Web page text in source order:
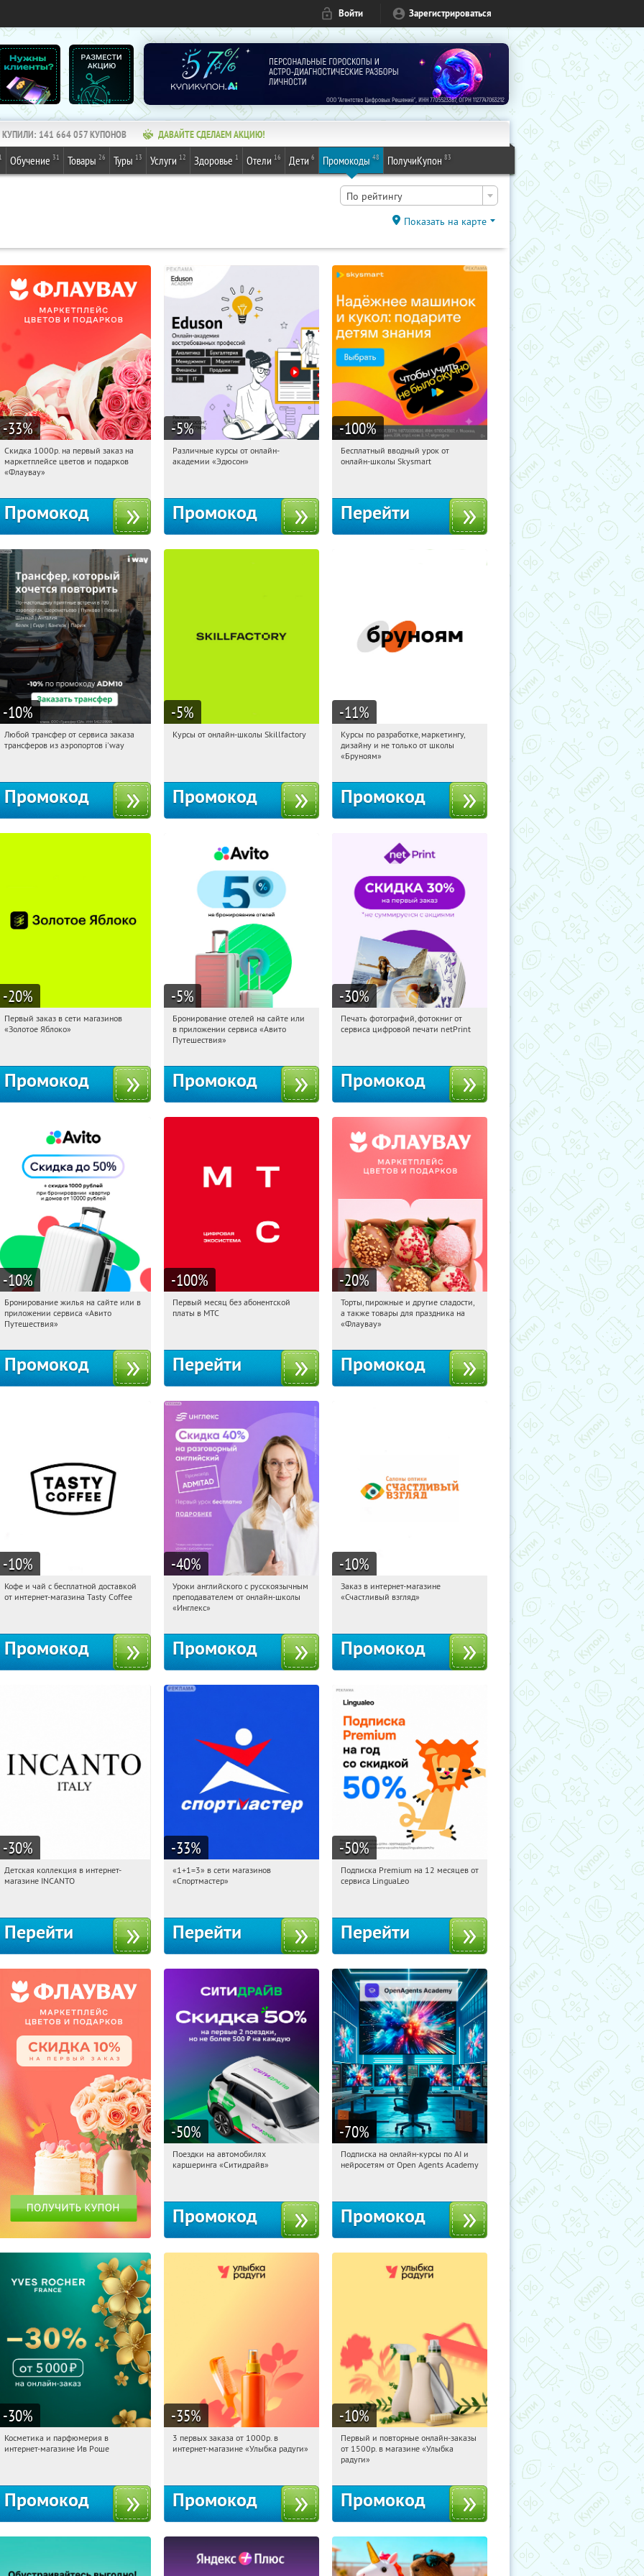
Войти Зарегистрироваться
КУПИЛИ: 141 664 057КУПОНОВ ДАВАЙТЕ СДЕЛАЕМ АКЦИЮ!
1 Обучение 31 Товары 26 Туры 13 Услуги 12 Здоровье 1 Отели 16 Дети 6 Промокоды 48 ПолучиКупон 83
По рейтингу
Показать на карте
-33%
15:31:20 Получили:
Россия
Скидка 1000р. на первый заказ на
маркетплейсе цветов и подарков
«Флаувау»
Промокод
-5%
15:31:20 Получили:
Различные курсы от онлайн-
академии «Эдюсон»
Промокод
-100%
15:31:20
Получи первым!
Бесплатный вводный урок от
онлайн-школы Skysmart
Перейти
-10%
15:31:20
Получи первым!
Любой трансфер от сервиса заказа
трансферов из аэропортов i'way
Промокод
-5%
15:31:20
Получи первым!
Курсы от онлайн-школы Skillfactory
Промокод
-11%
15:31:20
Получи первым!
Россия
Курсы по разработке, маркетингу,
дизайну и не только от школы
«Бруноям»
Промокод
-20%
15:31:20
Получи первым!
Первый заказ в сети магазинов
«Золотое Яблоко»
Промокод
-5%
15:31:20
Получи первым!
Россия
Бронирование отелей на сайте или
в приложении сервиса «Авито
Путешествия»
Промокод
-30%
15:31:20 Получили:
Печать фотографий, фотокниг от
сервиса цифровой печати netPrint
Промокод
-10%
15:31:20 Получили:11
Россия
Бронирование жилья на сайте или в
приложении сервиса «Авито
Путешествия»
Промокод
-100%
15:31:20
Получи первым!
Первый месяц без абонентской
платы в МТС
Перейти
-20%
15:31:20 Получили:
Россия
Торты, пирожные и другие сладости,
а также товары для праздника на
«Флаувау»
Промокод
-10%
15:31:20
Получи первым!
Кофе и чай с бесплатной доставкой
от интернет-магазина Tasty Coffee
Промокод
-40%
15:31:20
Получи первым!
Россия
Уроки английского с русскоязычным
преподавателем от онлайн-школы
«Инглекс»
Промокод
-10%
15:31:20
Получи первым!
Заказ в интернет-магазине
«Счастливый взгляд»
Промокод
-30%
15:31:20
Получи первым!
Детская коллекция в интернет-
магазине INCANTO
Перейти
-33%
15:31:20 Получили:
«1+1=3» в сети магазинов
«Спортмастер»
Перейти
-50%
15:31:20
Получи первым!
Подписка Premium на 12 месяцев от
сервиса LinguaLeo
Перейти
-50%
15:31:20
Получи первым!
Поездки на автомобилях
каршеринга «Ситидрайв»
Промокод
-70%
15:31:20 Получили:
Подписка на онлайн-курсы по AI и
нейросетям от Open Agents Academy
Промокод
-30%
15:31:20 Получили:
Косметика и парфюмерия в
интернет-магазине Ив Роше
Промокод
-35%
15:31:20 Получили:
3 первых заказа от 1000р. в
интернет-магазине «Улыбка радуги»
Промокод
-10%
15:31:20 Получили:1
Россия
Первый и повторные онлайн-заказы
от 1500р. в магазине «Улыбка
радуги»
Промокод